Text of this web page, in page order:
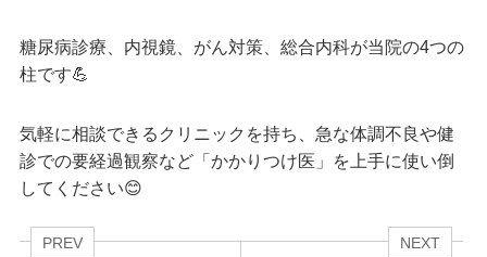
糖尿病診療、内視鏡、がん対策、総合内科が当院の4つの
柱です💪
気軽に相談できるクリニックを持ち、急な体調不良や健
診での要経過観察など「かかりつけ医」を上手に使い倒
してください😊
PREV NEXT